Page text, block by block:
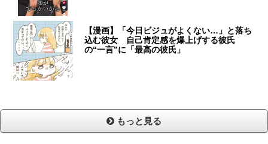
【漫画】「今日ビジュがよくない…」と落ち
込む彼女 自己肯定感を爆上げする彼氏
の“一言”に「最高の彼氏」
もっと見る